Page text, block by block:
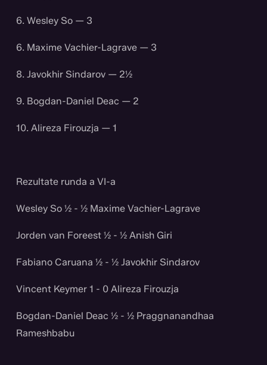
6. Wesley So — 3
6. Maxime Vachier-Lagrave — 3
8. Javokhir Sindarov — 2½
9. Bogdan-Daniel Deac — 2
10. Alireza Firouzja — 1
Rezultate runda a VI-a
Wesley So ½ - ½ Maxime Vachier-Lagrave
Jorden van Foreest ½ - ½ Anish Giri
Fabiano Caruana ½ - ½ Javokhir Sindarov
Vincent Keymer 1 - 0 Alireza Firouzja
Bogdan-Daniel Deac ½ - ½ Praggnanandhaa
Rameshbabu